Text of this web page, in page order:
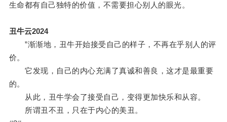
生命都有自己独特的价值，不需要担心别人的眼光。
丑牛云2024
”渐渐地，丑牛开始接受自己的样子，不再在乎别人的评
价。
它发现，自己的内心充满了真诚和善良，这才是最重要
的。
从此，丑牛学会了接受自己，变得更加快乐和从容。
所谓丑不丑，只在于内心的美丑。